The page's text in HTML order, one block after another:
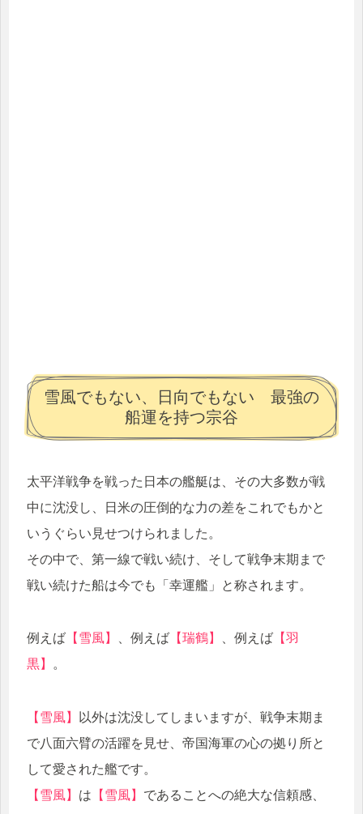
雪風でもない、日向でもない 最強の
船運を持つ宗谷
太平洋戦争を戦った日本の艦艇は、その大多数が戦
中に沈没し、日米の圧倒的な力の差をこれでもかと
いうぐらい見せつけられました。
その中で、第一線で戦い続け、そして戦争末期まで
戦い続けた船は今でも「幸運艦」と称されます。
例えば 【雪風】 、例えば 【瑞鶴】 、例えば 【羽
黒】 。
【雪風】
以外は沈没してしまいますが、戦争末期ま
で八面六臂の活躍を見せ、帝国海軍の心の拠り所と
して愛された艦です。
【雪風】 は 【雪風】 であることへの絶大な信頼感、